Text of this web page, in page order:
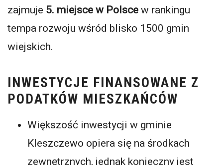
zajmuje 5. miejsce w Polsce w rankingu
tempa rozwoju wśród blisko 1500 gmin
wiejskich.
INWESTYCJE FINANSOWANE Z
PODATKÓW MIESZKAŃCÓW
Większość inwestycji w gminie
Kleszczewo opiera się na środkach
zewnętrznych, jednak konieczny jest